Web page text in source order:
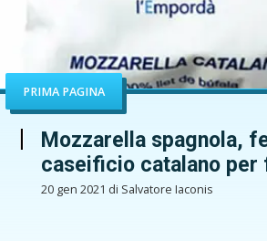
PRIMA PAGINA
Mozzarella spagnola,
caseificio catalano per
20 gen 2021 di Salvatore Iaconis